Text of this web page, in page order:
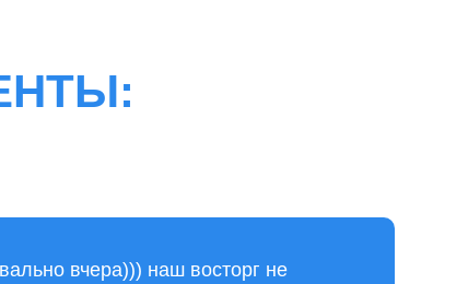
вчера))) наш восторг не